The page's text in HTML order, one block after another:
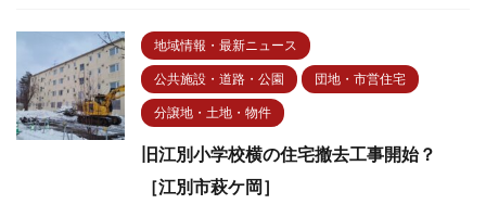
地域情報・最新ニュース
公共施設・道路・公園 団地・市営住宅
分譲地・土地・物件
旧江別小学校横の住宅撤去工事開始？
［江別市萩ケ岡］